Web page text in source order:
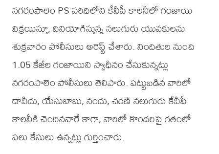
నగరంపాలెం PS పరిధిలోని కేవీపీ కాలనీలో గంజాయి
విక్రయిస్తూ, వినియోగిస్తున్న నలుగురు యువకులను
శుక్రవారం పోలీసులు అరెస్ట్ చేశారు. నిందితుల నుంచి
1.05 కేజీల గంజాయిని స్వాధీనం చేసుకున్నట్లు
నగరంపాలెం పోలీసులు తెలిపారు. పట్టుబడిన వారిలో
దావీదు, యేసుబాబు, నందు, చరణ్ నలుగురు కేవీపీ
కాలనీకి చెందినవారే కాగా, వారిలో కొందరిపై గతంలో
పలు కేసులు ఉన్నట్లు గుర్తించారు.